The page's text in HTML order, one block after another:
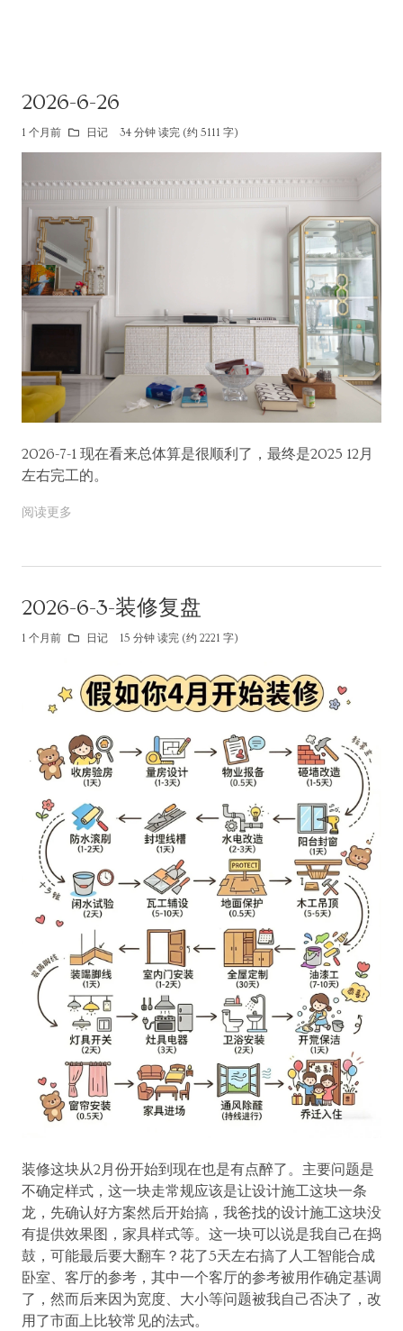
2026-6-26
1 个月前 日记 34 分钟 读完 (约 5111 字)
2026-7-1 现在看来总体算是很顺利了，最终是2025 12月
左右完工的。
阅读更多
2026-6-3-装修复盘
1 个月前 日记 15 分钟 读完 (约 2221 字)
装修这块从2月份开始到现在也是有点醉了。主要问题是
不确定样式，这一块走常规应该是让设计施工这块一条
龙，先确认好方案然后开始搞，我爸找的设计施工这块没
有提供效果图，家具样式等。这一块可以说是我自己在捣
鼓，可能最后要大翻车？花了5天左右搞了人工智能合成
卧室、客厅的参考，其中一个客厅的参考被用作确定基调
了，然而后来因为宽度、大小等问题被我自己否决了，改
用了市面上比较常见的法式。